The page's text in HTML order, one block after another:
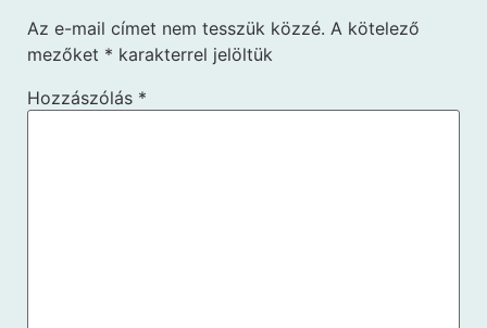
Az e-mail címet nem tesszük közzé. A kötelező
mezőket * karakterrel jelöltük
Hozzászólás *